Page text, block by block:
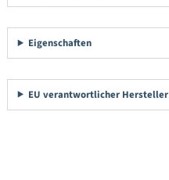
Eigenschaften
EU verantwortlicher Hersteller